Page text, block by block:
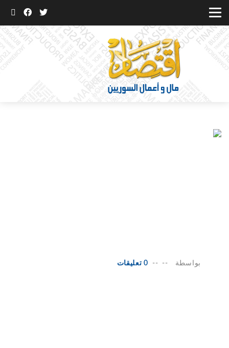
بواسطة --
-- 0 تعليقات